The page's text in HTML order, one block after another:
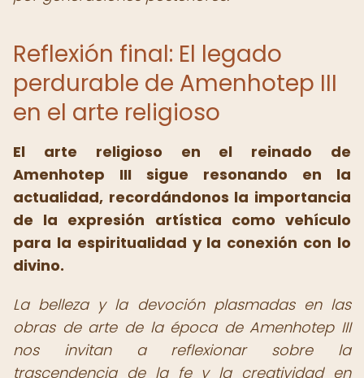
Reflexión final: El legado
perdurable de Amenhotep III
en el arte religioso
El arte religioso en el reinado de
Amenhotep III sigue resonando en la
actualidad, recordándonos la importancia
de la expresión artística como vehículo
para la espiritualidad y la conexión con lo
divino.
La belleza y la devoción plasmadas en las
obras de arte de la época de Amenhotep III
nos invitan a reflexionar sobre la
trascendencia de la fe y la creatividad en